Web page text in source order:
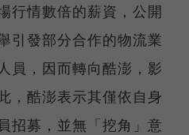
行情數倍的薪資，公開
引發部分合作的物流業
員，因而轉向酷澎，影
，酷澎表示其僅依自身
招募，並無「挖角」意